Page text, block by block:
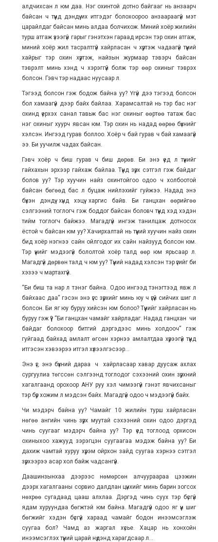
алдчихсан л юм даа. Нэг охинтой дотно байгааг нь анзаарч
байсан ч түүнд дэндүү их итгэдэг болохоороо анзаараагүй мэт
царайлдаг байсан минь алдаа болчихож. Миний хоёр жилийн
турш атгаж үзээгүй гарыг гэнэтхэн гараад ирсэн тэр охин атгаж,
миний хоёр жил тасралтгүй хайрласан ч хүртэж чадаагүй түүний
хайрыг тэр охин хүртэж, найзын журмаар тэвэрч байсан
тэврэлт минь хэнд ч хэрэггүй болж тэр өөр охиныг тэврэх
болсон. Гэвч тэр надаас нуусаар л.
Тэгээд болсон гэж бодож байна уу? Үгүй дээ тэгээд болсон
бол хамаагүй дээр байх байлаа. Харамсалтай нь тэр бас нэг
охинд үерхэх санал тавьж бас нэг охиныг өөртөө татаж бас
нэг охиныг хуурч явсан юм. Тэр охин нь надад өөрөө бүхнийг
хэлсэн. Ингээд гурав боллоо. Хоёр ч бай гурав ч бай хамаагүй
ээ. Би уучилж чадах байсан.
Гэвч хоёр ч биш гурав ч биш дөрөв. Би энэ үед л түүнийг
гайхахын эрхээр гайхаж байлаа. Түүнд зүрх сэтгэл гэж байдаг
болов уу? Тэр хуучин найз охинтойгоо одоо ч холбоотой
байсан бөгөөд бас л буцаж нийлэхийг гуйжээ. Надад энэ
бүхэн дэндүү хүнд хэцүү харгис байв. Би ганцхан өөрийгөө
сэлгээний тоглогч гэж боддог байсан боловч түүнд хэд хэдэн
тийм тоглогч байжээ. Магадгүй ингэж танилцаж дотносох
ёстой ч байсан юм уу? Хачирхалтай нь түүний хуучин найз охин
бид хоёр нэгнээ сайн ойлгодог их сайн найзууд болсон юм.
Тэр үүнийг мэдээгүй бололтой хоёр талд өөр юм ярьсаар л.
Магадгүй дөрвөн талд ч юм уу? Түүний надад хэлсэн тэр үгийг би
хэзээ ч мартахгүй.
“Би биш та нар л тэнэг байна. Одоо ингээд тэнэгтээд явж л
байхаас даа” гэсэн энэ үгс зүрхийг минь юу ч үгүй сийчих шиг л
болсон. Би яг юу буруу хийсэн юм болоо? Түүнийг хайрласан нь
буруу гэж үү? “Би ганцхан чамайг хайрладаг. Надад ганцхан чи
байдаг болохоор битгий дэргэдээс минь холдооч” гэж
гуйгаад байхад амлалт өгсөн хэрнээ амлалтдаа хүрээгүй түүнд
итгэсэн хэвээрээ итгэл хүлээлгэсээр...
Энэ үг, энэ бүхний дараа ч хайрласаар хавар дуусаж ахлах
сургуулиа төгссөн сэлгээнд тоглодог сэхээний охин зүрхний
хагалгаанд орохоор АНУ руу хэл чимээгүй гэнэт явчихсаныг
тэр бүр хожим л мэдсэн байх. Магадгүй одоо ч мэдээгүй байх.
Чи мэдэрч байна уу? Чамайг 10 жилийн турш хайрласан
нөгөө ангийн чинь зүрх муутай сэхээний охин одоо дэргэд
чинь суугааг мэдэрч байна уу? Тэр үед тоглоод орхисон
охиныхоо хажууд зэрэгцэн суугаагаа мэдэж байна уу? Би
дахиж чамтай хуруу хүрэм ойрхон зайд суугаа хэрнээ сэтгэл
зүрхээрээ асар хол байж чадсангүй.
Даашинзынхаа дээрээс нөмөрсөн алчуураараа цээжин
дээрх хагалгааны сорвио далдлан цүнхийг минь барин зогсох
нөхрөө сугадаад цааш алхлаа. Дэргэд чинь суух тэр бүсгүй
ядам хуруундаа бөгжтэй юм байна. Магадгүй одоо яг үүн шиг
бөгжийг хэдэн бүсгүй хараад чамайг бодон инээмсэглэж
суугаа бол? Чамд аз жаргал хүсье. Хацар нь хонхойн
инээмсэглэх түүний царай нүдэнд харагдсаар л...